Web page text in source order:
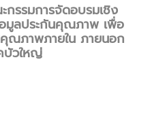
รรมการจัดอบรมเชิง
มูลประกันคุณภาพ เพื่อ
คุณภาพภายใน ภายนอก
บัวใหญ่